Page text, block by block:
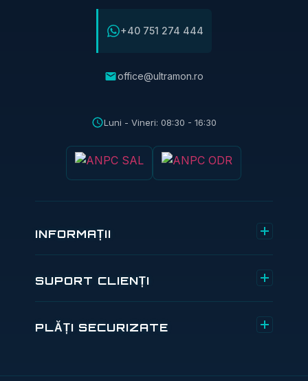
+40 751 274 444
office@ultramon.ro
Luni - Vineri: 08:30 - 16:30
INFORMAȚII
Termeni și condiții
SUPORT CLIENȚI
PLĂȚI SECURIZATE